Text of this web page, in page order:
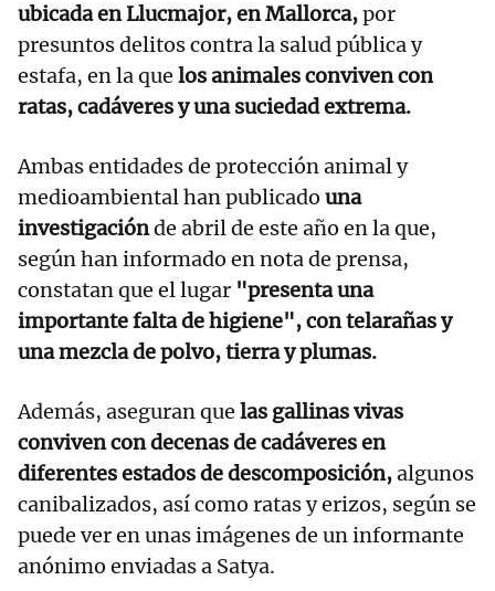
ubicada en Llucmajor, en Mallorca,por
presuntos delitos contra la salud pública y
estafa, en la que los animales conviven con
ratas, cadáveres y una suciedad extrema.
Ambas entidades de protección animal y
medioambiental han publicado una
investigaciónde abril de este año en la que,
según han informado en nota de prensa,
constatan que el lugar "presenta una
importante falta de higiene", con telarañas y
una mezcla de polvo, tierra y plumas.
Además, aseguran que las gallinas vivas
conviven con decenas de cadáveres en
diferentes estados de descomposición,algunos
canibalizados, así como ratas y erizos, según se
puede ver en unas imágenes de un informante
anónimo enviadas a Satya.